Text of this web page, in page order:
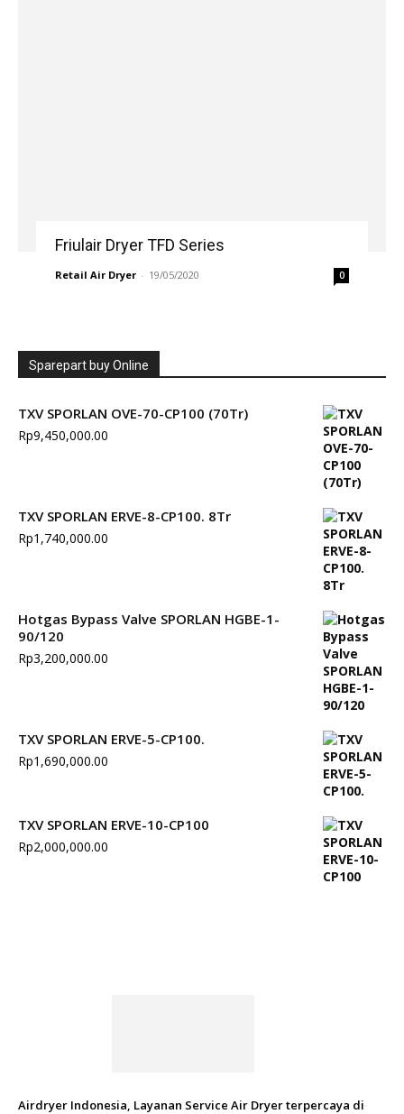
Friulair Dryer TFD Series
Retail Air Dryer - 19/05/2020 0
Sparepart buy Online
TXV SPORLAN OVE-70-CP100 (70Tr)
Rp9,450,000.00
TXV SPORLAN ERVE-8-CP100. 8Tr
Rp1,740,000.00
Hotgas Bypass Valve SPORLAN HGBE-1-
90/120
Rp3,200,000.00
TXV SPORLAN ERVE-5-CP100.
Rp1,690,000.00
TXV SPORLAN ERVE-10-CP100
Rp2,000,000.00
Airdryer Indonesia, Layanan Service Air Dryer terpercaya di